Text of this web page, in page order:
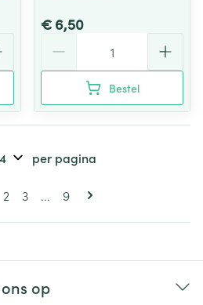
€ 6,50
Bestel
Pagina's
momenteel pagina
Pagina
2 Pagina
3 ... Pagina
9
per pagina
op